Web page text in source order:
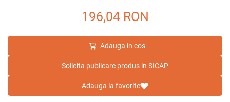
196,04 RON
Adauga in cos
Solicita publicare produs in SICAP
Adauga la favorite